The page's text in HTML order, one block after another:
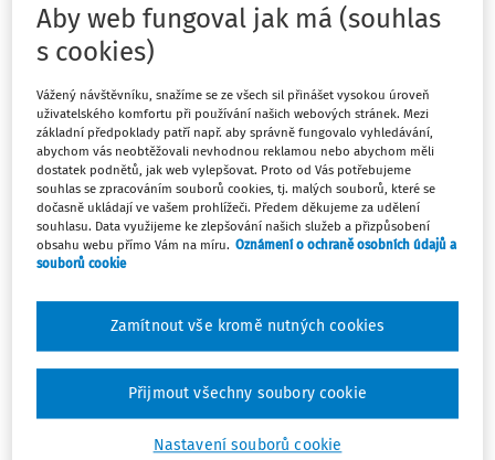
Vydáno:18. 3. 2018
1 minuta čtení
Zdroj :MŠMT
MŠMT se ohrazuje proti dezinformacím v souvislosti
s výstražnou stávkou studentů Vyjdi ven konanou 15.
března. Tato akce nebyla organizována žádnou
politickou stranou ani hnutím. Prvotní výzva vzešla od
studentů DAMU a následně si stávku organizovali sami
studenti na jednotlivých školách. Protože tato akce
vznikla coby občanská iniciativa, nejedná se o porušení
stran a hnutí ve školách.
Žáci a studenti mají právo na vyjádření svého svobodného
názoru, toto právo mají i žáci mladší 18 let. Ministerstvo
školství, mládeže a tělovýchovy aktivity tohoto typu
nemůže a ani nechce žákům, studentům či ředitelům škol
Aby web fungoval jak má (souhlas
s cookies)
Vážený návštěvníku, snažíme se ze všech sil přinášet vysokou úroveň
uživatelského komfortu při používání našich webových stránek. Mezi
základní předpoklady patří např. aby správně fungovalo vyhledávání,
abychom vás neobtěžovali nevhodnou reklamou nebo abychom měli
dostatek podnětů, jak web vylepšovat. Proto od Vás potřebujeme
souhlas se zpracováním souborů cookies, tj. malých souborů, které se
dočasně ukládají ve vašem prohlížeči. Předem děkujeme za udělení
souhlasu. Data využijeme ke zlepšování našich služeb a přizpůsobení
obsahu webu přímo Vám na míru. Oznámení o ochraně osobních údajů a
souborů cookie
Nastavení souborů cookie
Zamítnout vše kromě nutných cookies
Přijmout všechny soubory cookie